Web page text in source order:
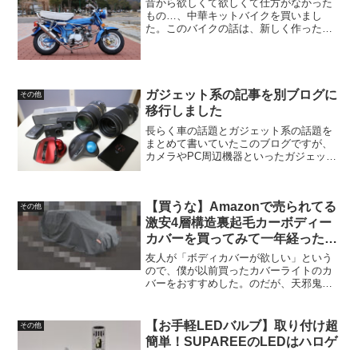
昔から欲しくて欲しくて仕方がなかった
もの…、中華キットバイクを買いまし
た。このバイクの話は、新しく作ったブ
その他
ガジェット系の記事を別ブログに
移行しました
長らく車の話題とガジェット系の話題を
まとめて書いていたこのブログですが、
カメラやPC周辺機器といったガジェット
す。
その他
【買うな】Amazonで売られてる
激安4層構造裏起毛カーボディー
カバーを買ってみて一年経った結
果
友人が「ボディカバーが欲しい」という
ので、僕が以前買ったカバーライトのカ
バーをおすすめした。のだが、天邪鬼な
えるが価格が1/3ぐらいの激安カバーを買
ってきた。面白...
その他
【お手軽LEDバルブ】取り付け超
簡単！SUPAREEのLEDはハロゲ